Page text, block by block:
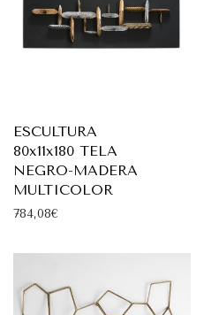
ESCULTURA
80x11x180 TELA
NEGRO-MADERA
MULTICOLOR
784,08€